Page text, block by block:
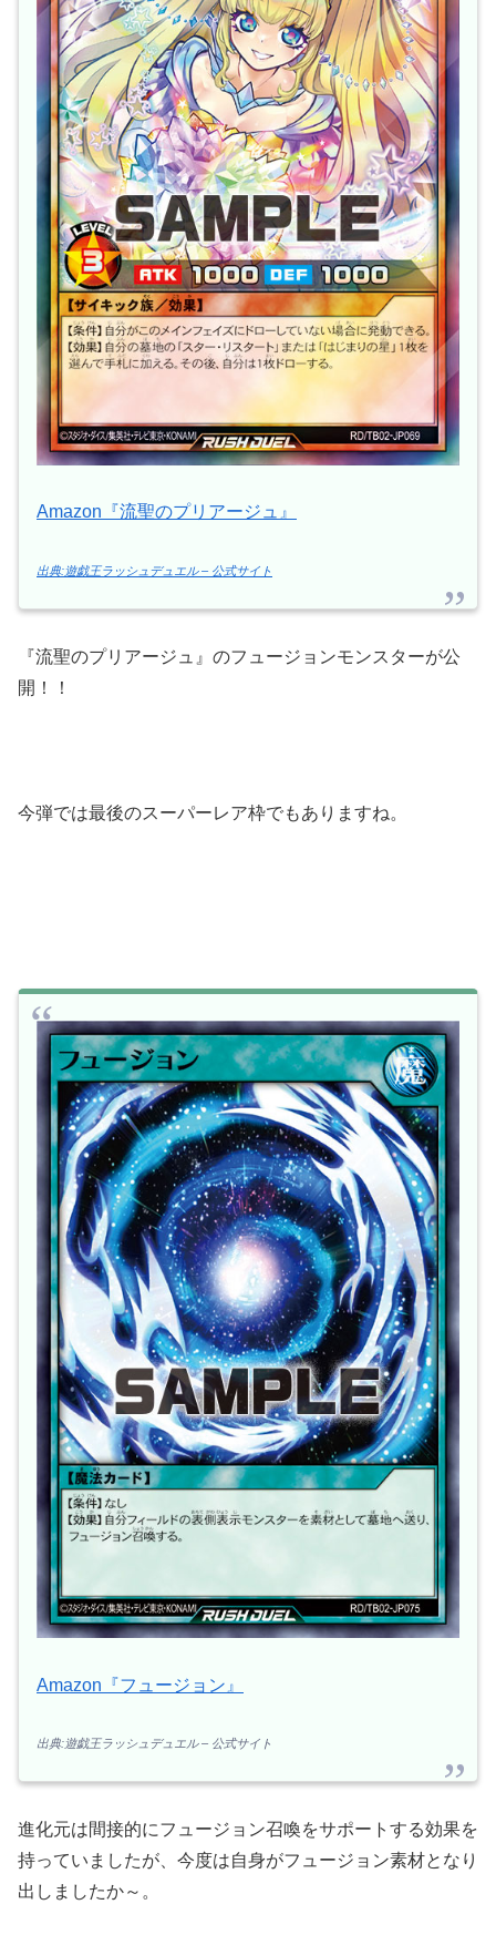
Amazon『流聖のプリアージュ』
出典:遊戯王ラッシュデュエル – 公式サイト
『流聖のプリアージュ』のフュージョンモンスターが公
開！！
今弾では最後のスーパーレア枠でもありますね。
Amazon『フュージョン』
出典:遊戯王ラッシュデュエル – 公式サイト
進化元は間接的にフュージョン召喚をサポートする効果を
持っていましたが、今度は自身がフュージョン素材となり
出しましたか～。